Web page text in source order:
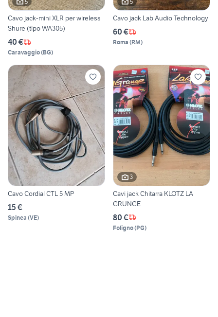
5
Cavo jack-mini XLR per wireless
Shure (tipo WA305)
40 €
Caravaggio(BG)
5
Cavo jack Lab Audio Technology
60 €
Roma (RM)
Cavo Cordial CTL 5 MP
15 €
Spinea (VE)
3
Cavi jack Chitarra KLOTZ LA
GRUNGE
80 €
Foligno(PG)